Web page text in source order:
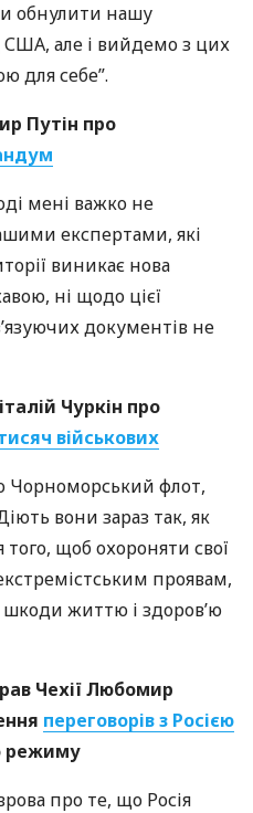
обнулити нашу
США, але і вийдемо з цих
для себе”.
Путін про
мені важко не
експертами, які
виникає нова
ні щодо цієї
документів не
Чуркін про
військових
Чорноморський флот,
вони зараз так, як
щоб охороняти свої
проявам,
шкоди життю і здоров’ю
Чехії Любомир
переговорів з Росією
режиму
про те, що Росія